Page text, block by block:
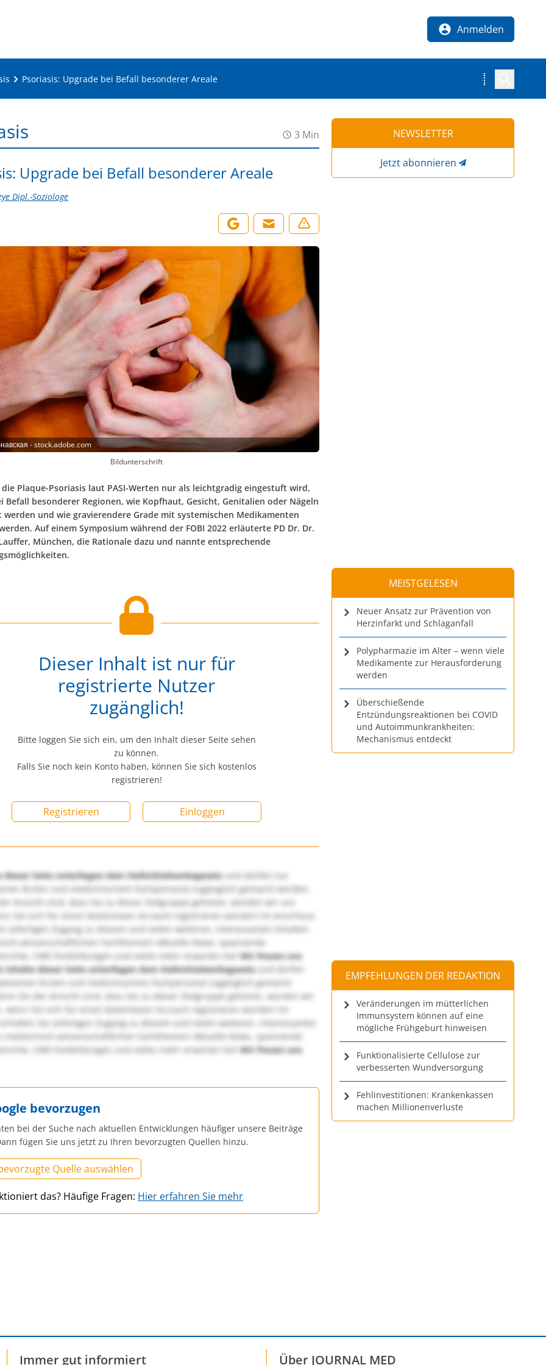
Anmelden
Psoriasis: Upgrade bei Befall besonderer Areale
3 Min
Upgrade bei Befall besonderer Areale
Dipl.-Soziologe
- stock.adobe.com
Bildunterschrift
Plaque-Psoriasis laut PASI-Werten nur als leichtgradig eingestuft wird,
Befall besonderer Regionen, wie Kopfhaut, Gesicht, Genitalien oder Nägeln
werden und wie gravierendere Grade mit systemischen Medikamenten
Auf einem Symposium während der FOBI 2022 erläuterte PD Dr. Dr.
München, die Rationale dazu und nannte entsprechende
Dieser Inhalt ist nur für
registrierte Nutzer
zugänglich!
Bitte loggen Sie sich ein, um den Inhalt dieser Seite sehen
zu können.
Falls Sie noch kein Konto haben, können Sie sich kostenlos
registrieren!
Registrieren Einloggen
dieser Seite unterliegen dem Heilmittelwerbegesetzund dürfen nur
Ärzten und medizinischem Fachpersonal zugänglich gemacht werden.
Ansicht sind, dass Sie zu dieser Zielgruppe gehören, würden wir uns
Sie sich für einen kostenlosen Account registrieren würden! Im Anschluss
sofortigen Zugang zu diesem und vielen weiteren, interessanten Inhalten
wissenschaftlichen Fachthemen! Aktuelle News, spannende
CME-Fortbildungen und vieles mehr erwarten Sie!Wir freuen uns
Inhalte dieser Seite unterliegen dem Heilmittelwerbegesetzund dürfen
Ärzten und medizinischem Fachpersonal zugänglich gemacht
Sie der Ansicht sind, dass Sie zu dieser Zielgruppe gehören, würden wir
wenn Sie sich für einen kostenlosen Account registrieren würden! Im
Sie sofortigen Zugang zu diesem und vielen weiteren, interessanten
medizinisch-wissenschaftlichen Fachthemen! Aktuelle News, spannende
CME-Fortbildungen und vieles mehr erwarten Sie! Wir freuen uns
bevorzugen
bei der Suche nach aktuellen Entwicklungen häufiger unsere Beiträge
fügen Sie uns jetzt zu Ihren bevorzugten Quellen hinzu.
Quelle auswählen
das? Häufige Fragen: Hier erfahren Sie mehr
NEWSLETTER
Jetzt abonnieren
MEISTGELESEN
Neuer Ansatz zur Prävention von
Herzinfarkt und Schlaganfall
Polypharmazie im Alter – wenn viele
Medikamente zur Herausforderung
werden
Überschießende
Entzündungsreaktionen bei COVID
und Autoimmunkrankheiten:
Mechanismus entdeckt
EMPFEHLUNGEN DER REDAKTION
Veränderungen im mütterlichen
Immunsystem können auf eine
mögliche Frühgeburt hinweisen
Funktionalisierte Cellulose zur
verbesserten Wundversorgung
Fehlinvestitionen: Krankenkassen
machen Millionenverluste
Immer gut informiert Über JOURNAL MED